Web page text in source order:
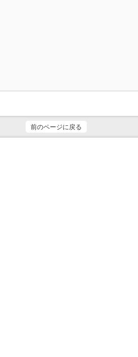
前のページに戻る